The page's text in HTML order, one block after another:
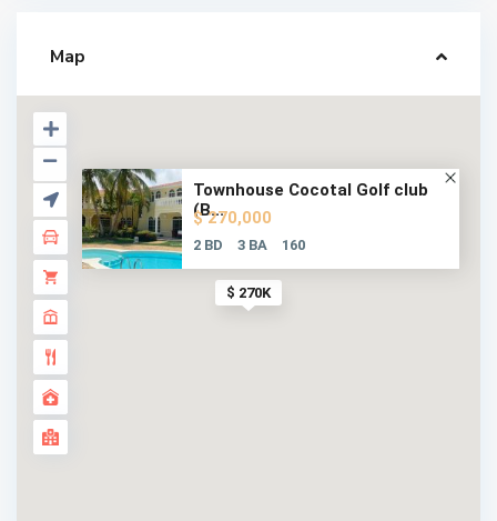
Map
$ 270K
Townhouse Cocotal Golf club
(B...
$ 270,000
2 BD 3 BA 160